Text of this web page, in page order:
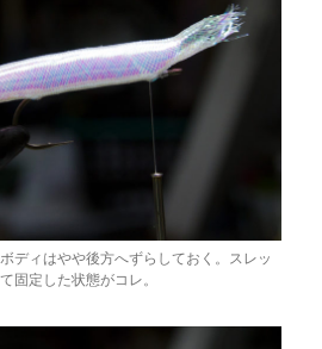
ディはやや後方へずらしておく。スレッ
固定した状態がコレ。